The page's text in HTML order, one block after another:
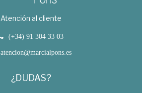
Atención al cliente
(+34) 91 304 33 03
atencion@marcialpons.es
¿DUDAS?